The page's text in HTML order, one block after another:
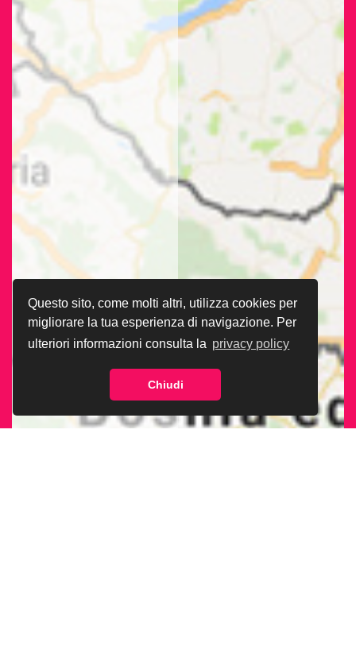
Questo sito, come molti altri, utilizza cookies per
migliorare la tua esperienza di navigazione. Per
ulteriori informazioni consulta la privacy policy
Chiudi